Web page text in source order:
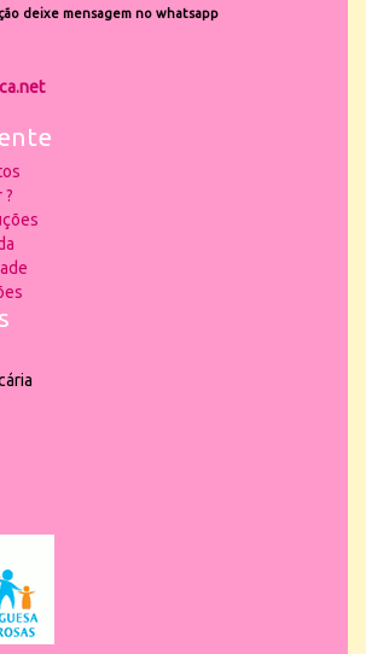
deixe mensagem no whatsapp
?